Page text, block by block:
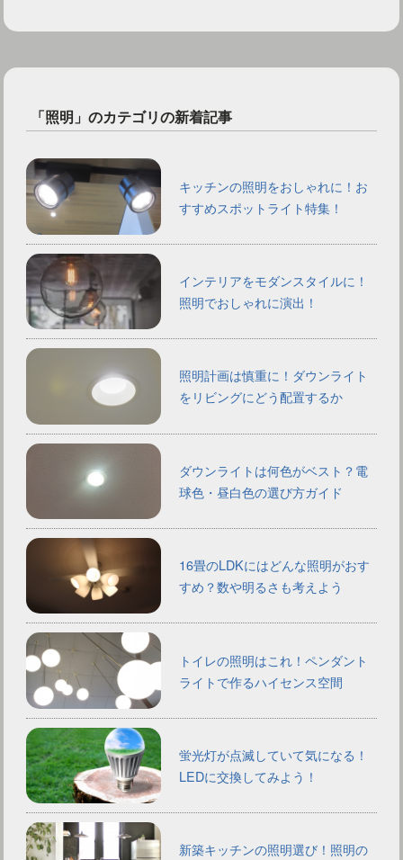
「照明」のカテゴリの新着記事
キッチンの照明をおしゃれに！お
すすめスポットライト特集！
インテリアをモダンスタイルに！
照明でおしゃれに演出！
照明計画は慎重に！ダウンライト
をリビングにどう配置するか
ダウンライトは何色がベスト？電
球色・昼白色の選び方ガイド
16畳のLDKにはどんな照明がおす
すめ？数や明るさも考えよう
トイレの照明はこれ！ペンダント
ライトで作るハイセンス空間
蛍光灯が点滅していて気になる！
LEDに交換してみよう！
新築キッチンの照明選び！照明の